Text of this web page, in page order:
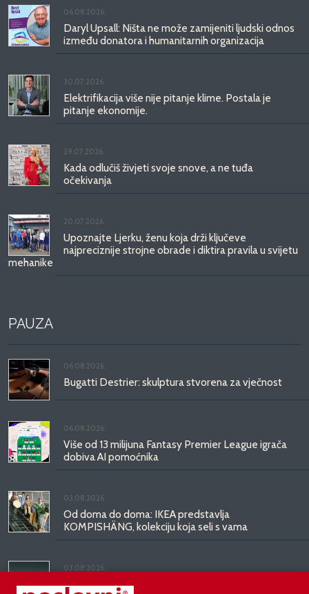
06.08.2026.
Daryl Upsall: Ništa ne može zamijeniti ljudski odnos
između donatora i humanitarnih organizacija
30.07.2026.
Elektrifikacija više nije pitanje klime. Postala je
pitanje ekonomije.
29.07.2026.
Kada odlučiš živjeti svoje snove, a ne tuđa
očekivanja
20.07.2026.
Upoznajte Ljerku, ženu koja drži ključeve
najpreciznije strojne obrade i diktira pravila u svijetu
mehanike
PAUZA
06.08.2026.
Bugatti Destrier: skulptura stvorena za vječnost
06.08.2026.
Više od 13 milijuna Fantasy Premier League igrača
dobiva AI pomoćnika
03.08.2026.
Od doma do doma: IKEA predstavlja
KOMPISHÄNG, kolekciju koja seli s vama
03.08.2026.
Kineski BYD predstavio luksuznu limuzinu veću od